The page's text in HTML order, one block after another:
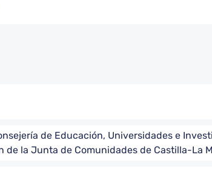
de Educación, Universidades e
la Junta de Comunidades de Castilla-La